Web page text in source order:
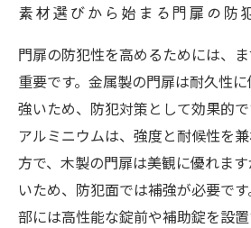
素材選びから始まる門扉の防
門扉の防犯性を高めるためには、
重要です。金属製の門扉は耐久性
強いため、防犯対策として効果的
アルミニウムは、強度と耐候性を
方で、木製の門扉は美観に優れま
いため、防犯面では補強が必要で
部には高性能な錠前や補助錠を設